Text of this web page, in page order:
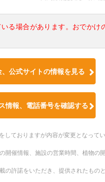
る場合があります。おでかけ
公式サイトの情報を見る
情報、電話番号を確認する
ておりますが内容が変更となって
催情報、施設の営業時間、植物の
許諾をいただき、提供されたもの